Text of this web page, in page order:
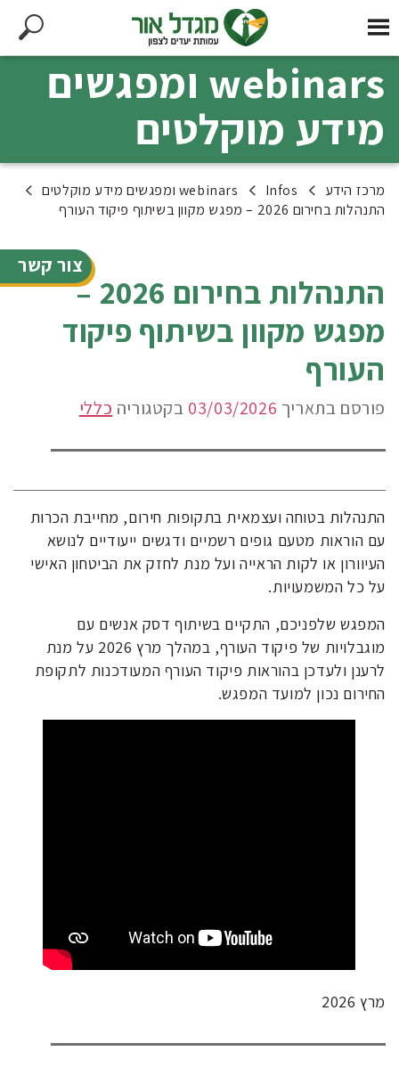
צור קשר
webinars ומפגשים
מידע מוקלטים
מרכז הידע Infos
webinars ומפגשים מידע מוקלטים
התנהלות בחירום 2026 – מפגש מקוון בשיתוף פיקוד העורף
התנהלות בחירום 2026 –
מפגש מקוון בשיתוף פיקוד
העורף
פורסם בתאריך 03/03/2026 בקטגוריה כללי
התנהלות בטוחה ועצמאית בתקופות חירום, מחייבת הכרות
עם הוראות מטעם גופים רשמיים ודגשים ייעודיים לנושא
העיוורון או לקות הראייה ועל מנת לחזק את הביטחון האישי
על כל המשמעויות.
המפגש שלפניכם, התקיים בשיתוף דסק אנשים עם
מוגבלויות של פיקוד העורף, במהלך מרץ 2026 על מנת
לרענן ולעדכן בהוראות פיקוד העורף המעודכנות לתקופת
החירום נכון למועד המפגש.
מרץ 2026